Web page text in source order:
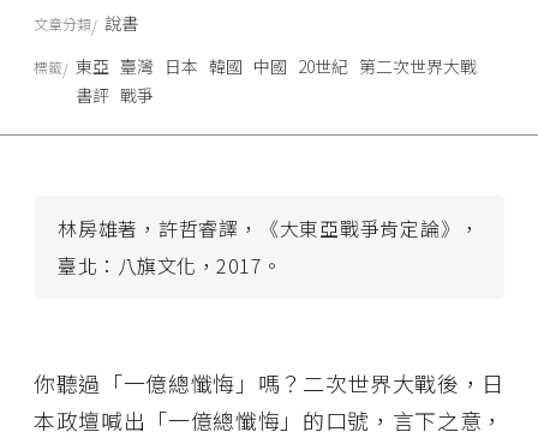
林房雄著，許哲睿譯，《大東亞戰爭肯定論》，
臺北：八旗文化，2017。
你聽過「一億總懺悔」嗎？二次世界大戰後，日
本政壇喊出「一億總懺悔」的口號，言下之意，
文章分類 說書
標籤 東亞 臺灣 日本 韓國 中國 20世紀 第二次世界大戰
書評 戰爭